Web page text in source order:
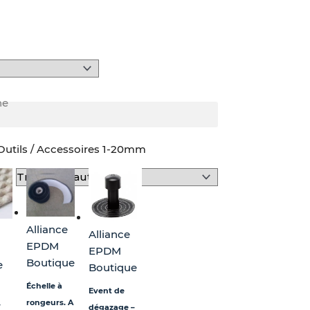
/ Accessoires 1-20mm
Alliance
EPDM
Boutique
Échelle à
rongeurs. A
Alliance
EPDM
Boutique
Event de
dégazage –